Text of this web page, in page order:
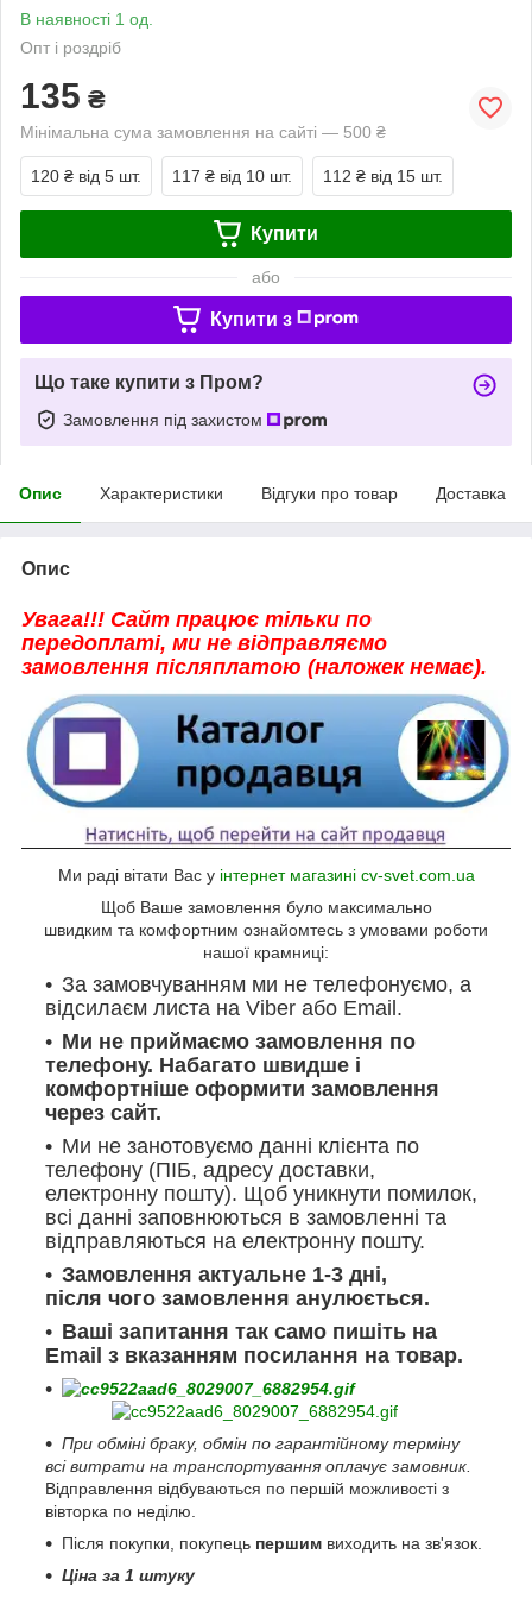
В наявності 1 од.
Опт і роздріб
135 ₴
Мінімальна сума замовлення на сайті — 500 ₴
120 ₴ від 5 шт. 117 ₴ від 10 шт. 112 ₴ від 15 шт.
Купити
або
Купити з
Що таке купити з Пром?
Замовлення під захистом
Опис Характеристики Відгуки про товар Доставка
Опис
Увага!!! Сайт працює тільки по
передоплаті, ми не відправляємо
замовлення післяплатою (наложек немає).
Ми раді вітати Вас у інтернет магазині cv-svet.com.ua
Щоб Ваше замовлення було максимально
швидким та комфортним ознайомтесь з умовами роботи
нашої крамниці:
За замовчуванням ми не телефонуємо, а
відсилаєм листа на Viber або Email.
Ми не приймаємо замовлення по
телефону. Набагато швидше і
комфортніше оформити замовлення
через сайт.
Ми не занотовуємо данні клієнта по
телефону (ПІБ, адресу доставки,
електронну пошту). Щоб уникнути помилок,
всі данні заповнюються в замовленні та
відправляються на електронну пошту.
Замовлення актуальне 1-3 дні,
після чого замовлення анулюється.
Ваші запитання так само пишіть на
Email з вказанням посилання на товар.
При обміні браку, обмін по гарантійному терміну
всі витрати на транспортування оплачує замовник.
Відправлення відбуваються по першій можливості з
вівторка по неділю.
Після покупки, покупець першим виходить на зв'язок.
Ціна за 1 штуку